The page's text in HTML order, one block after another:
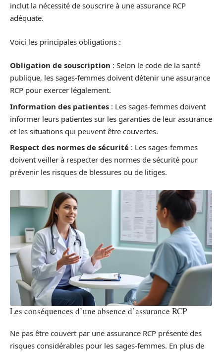
inclut la nécessité de souscrire à une assurance RCP
adéquate.
Voici les principales obligations :
Obligation de souscription : Selon le code de la santé
publique, les sages-femmes doivent détenir une assurance
RCP pour exercer légalement.
Information des patientes : Les sages-femmes doivent
informer leurs patientes sur les garanties de leur assurance
et les situations qui peuvent être couvertes.
Respect des normes de sécurité : Les sages-femmes
doivent veiller à respecter des normes de sécurité pour
prévenir les risques de blessures ou de litiges.
Les conséquences d’une absence d’assurance RCP
Ne pas être couvert par une assurance RCP présente des
risques considérables pour les sages-femmes. En plus de